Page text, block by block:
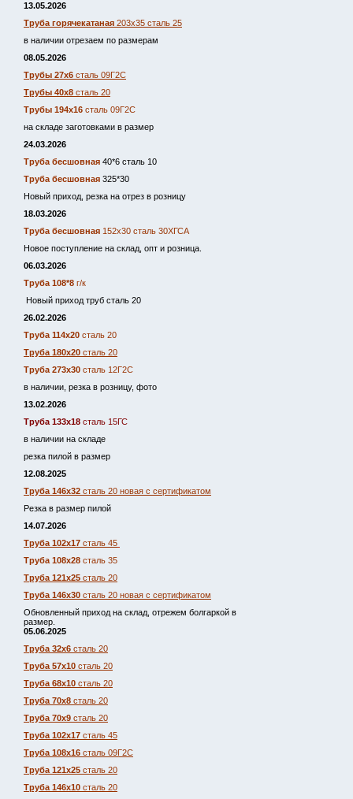
13.05.2026
Труба горячекатаная 203х35 сталь 25
в наличии отрезаем по размерам
08.05.2026
Трубы 27х6 сталь 09Г2С
Трубы 40х8 сталь 20
Трубы 194х16 сталь 09Г2С
на складе заготовками в размер
24.03.2026
Труба бесшовная 40*6 сталь 10
Труба бесшовная 325*30
Новый приход, резка на отрез в розницу
18.03.2026
Труба бесшовная 152х30 сталь 30ХГСА
Новое поступление на склад, опт и розница.
06.03.2026
Труба 108*8 г/к
Новый приход труб сталь 20
26.02.2026
Труба 114х20 сталь 20
Труба 180х20 сталь 20
Труба 273х30 сталь 12Г2С
в наличии, резка в розницу, фото
13.02.2026
Труба 133х18 сталь 15ГС
в наличии на складе
резка пилой в размер
12.08.2025
Труба 146х32 сталь 20 новая с сертификатом
Резка в размер пилой
14.07.2026
Труба 102х17 сталь 45
Труба 108х28 сталь 35
Труба 121х25 сталь 20
Труба 146х30 сталь 20 новая с сертификатом
Обновленный приход на склад, отрежем болгаркой в
размер.
05.06.2025
Труба 32х6 сталь 20
Труба 57х10 сталь 20
Труба 68х10 сталь 20
Труба 70х8 сталь 20
Труба 70х9 сталь 20
Труба 102х17 сталь 45
Труба 108х16 сталь 09Г2С
Труба 121х25 сталь 20
Труба 146х10 сталь 20